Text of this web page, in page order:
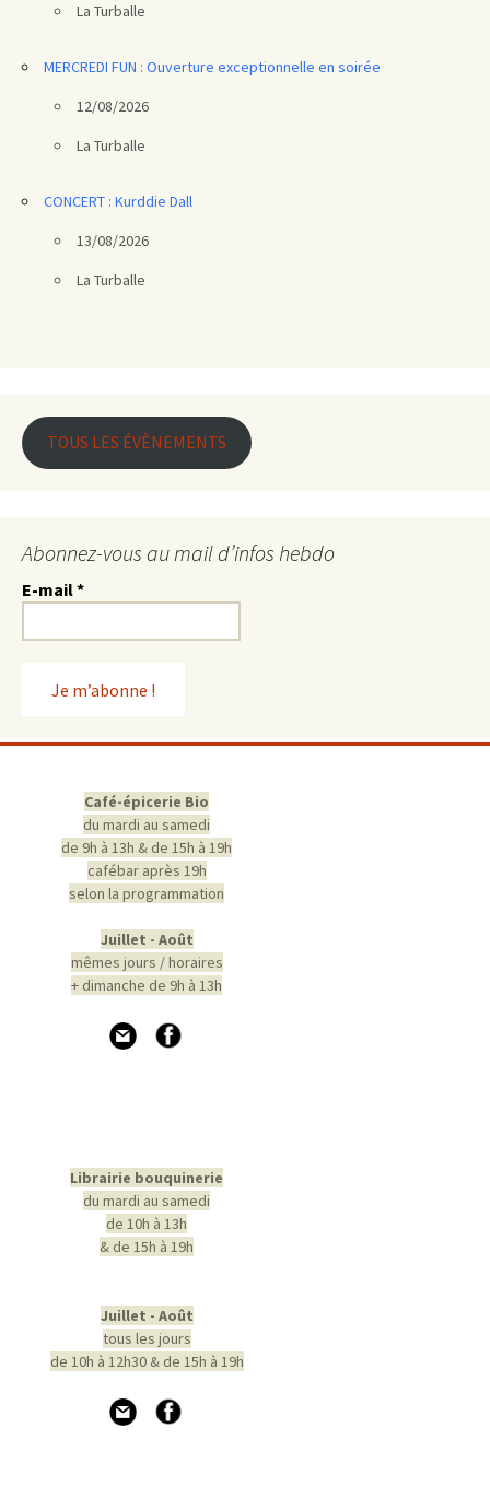
La Turballe
MERCREDI FUN : Ouverture exceptionnelle en soirée
12/08/2026
La Turballe
CONCERT : Kurddie Dall
13/08/2026
La Turballe
TOUS LES ÉVÈNEMENTS
Abonnez-vous au mail d’infos hebdo
E-mail*
Café-épicerie Bio
du mardi au samedi
de 9h à 13h & de 15h à 19h
cafébar après 19h
selon la programmation
Juillet - Août
mêmes jours / horaires
+ dimanche de 9h à 13h
Librairie bouquinerie
du mardi au samedi
de 10h à 13h
& de 15h à 19h
Juillet - Août
tous les jours
de 10h à 12h30 & de 15h à 19h